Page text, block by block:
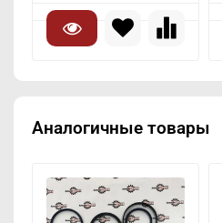
Аналогичные товары